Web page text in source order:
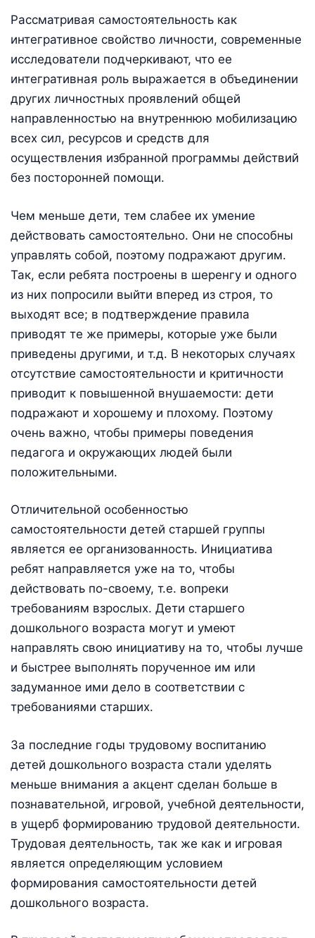
Рассматривая самостоятельность как
интегративное свойство личности, современные
исследователи подчеркивают, что ее
интегративная роль выражается в объединении
других личностных проявлений общей
направленностью на внутреннюю мобилизацию
всех сил, ресурсов и средств для
осуществления избранной программы действий
без посторонней помощи.
Чем меньше дети, тем слабее их умение
действовать самостоятельно. Они не способны
управлять собой, поэтому подражают другим.
Так, если ребята построены в шеренгу и одного
из них попросили выйти вперед из строя, то
выходят все; в подтверждение правила
приводят те же примеры, которые уже были
приведены другими, и т.д. В некоторых случаях
отсутствие самостоятельности и критичности
приводит к повышенной внушаемости: дети
подражают и хорошему и плохому. Поэтому
очень важно, чтобы примеры поведения
педагога и окружающих людей были
положительными.
Отличительной особенностью
самостоятельности детей старшей группы
является ее организованность. Инициатива
ребят направляется уже на то, чтобы
действовать по-своему, т.е. вопреки
требованиям взрослых. Дети старшего
дошкольного возраста могут и умеют
направлять свою инициативу на то, чтобы лучше
и быстрее выполнять порученное им или
задуманное ими дело в соответствии с
требованиями старших.
За последние годы трудовому воспитанию
детей дошкольного возраста стали уделять
меньше внимания а акцент сделан больше в
познавательной, игровой, учебной деятельности,
в ущерб формированию трудовой деятельности.
Трудовая деятельность, так же как и игровая
является определяющим условием
формирования самостоятельности детей
дошкольного возраста.